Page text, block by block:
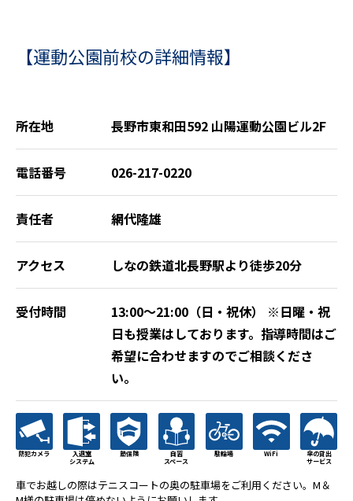
【運動公園前校の詳細情報】
所在地 長野市東和田592 山陽運動公園ビル2F
電話番号 026-217-0220
責任者 網代隆雄
アクセス しなの鉄道北長野駅より徒歩20分
受付時間
13:00～21:00（日・祝休） ※日曜・祝
日も授業はしております。指導時間はご
希望に合わせますのでご相談くださ
い。
防犯カメラ
入退室
システム
塾保険
自習
スペース
駐輪場 WiFi
傘の貸出
サービス
車でお越しの際はテニスコートの奥の駐車場をご利用ください。M＆